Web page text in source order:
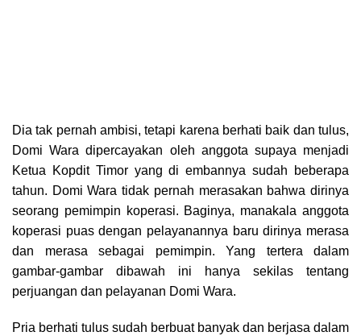
Dia tak pernah ambisi, tetapi karena berhati baik dan tulus,
Domi Wara dipercayakan oleh anggota supaya menjadi
Ketua Kopdit Timor yang di embannya sudah beberapa
tahun. Domi Wara tidak pernah merasakan bahwa dirinya
seorang pemimpin koperasi. Baginya, manakala anggota
koperasi puas dengan pelayanannya baru dirinya merasa
dan merasa sebagai pemimpin. Yang tertera dalam
gambar-gambar dibawah ini hanya sekilas tentang
perjuangan dan pelayanan Domi Wara.
Pria berhati tulus sudah berbuat banyak dan berjasa dalam